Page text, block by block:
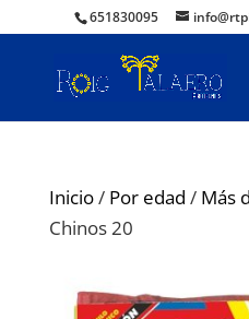
651830095
Inicio/ Por edad / Más
Chinos 20